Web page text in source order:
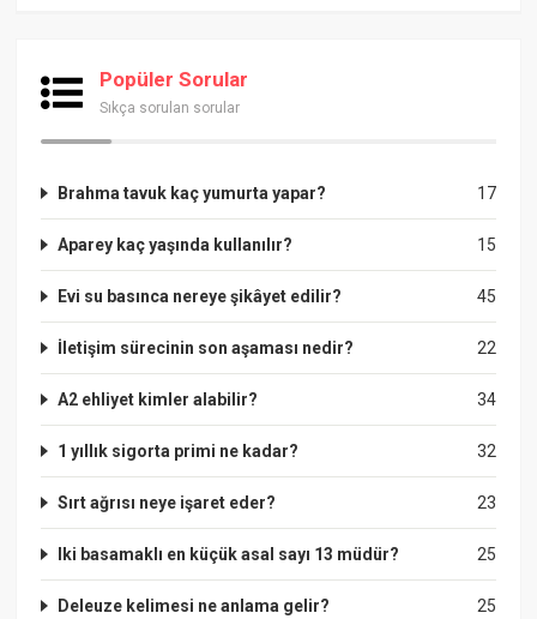
Popüler Sorular
Sıkça sorulan sorular
17
Brahma tavuk kaç yumurta yapar?
15
Aparey kaç yaşında kullanılır?
45
Evi su basınca nereye şikâyet edilir?
22
İletişim sürecinin son aşaması nedir?
34
A2 ehliyet kimler alabilir?
32
1 yıllık sigorta primi ne kadar?
23
Sırt ağrısı neye işaret eder?
25
Iki basamaklı en küçük asal sayı 13 müdür?
25
Deleuze kelimesi ne anlama gelir?